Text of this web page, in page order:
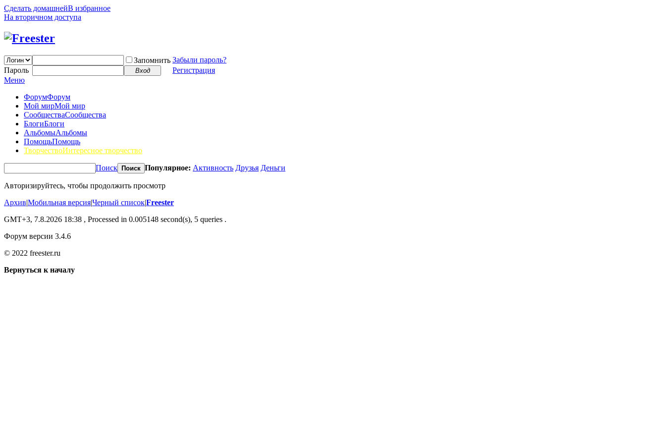
Сделать домашнейВ избранное
На вторичном доступа
Запомнить Забыли пароль?
Пароль
Вход
Регистрация
Меню
ФорумФорум
Мой мирМой мир
СообществаСообщества
БлогиБлоги
АльбомыАльбомы
ПомощьПомощь
ТворчествоИнтересное творчество
Поиск Поиск Популярное: Активность Друзья Деньги
Авторизируйтесь, чтобы продолжить просмотр
Архив|Мобильная версия|Черный список|Freester
GMT+3, 7.8.2026 18:38 , Processed in 0.005148 second(s), 5 queries .
Форум версии 3.4.6
© 2022 freester.ru
Вернуться к началу